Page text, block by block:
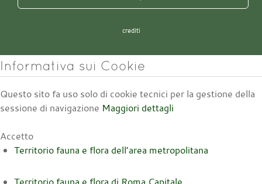
crediti
Informativa sui Cookie
Questo sito fa uso solo di cookie tecnici per la gestione della
sessione di navigazione Maggiori dettagli
Accetto
Territorio fauna e flora dell’area metropolitana